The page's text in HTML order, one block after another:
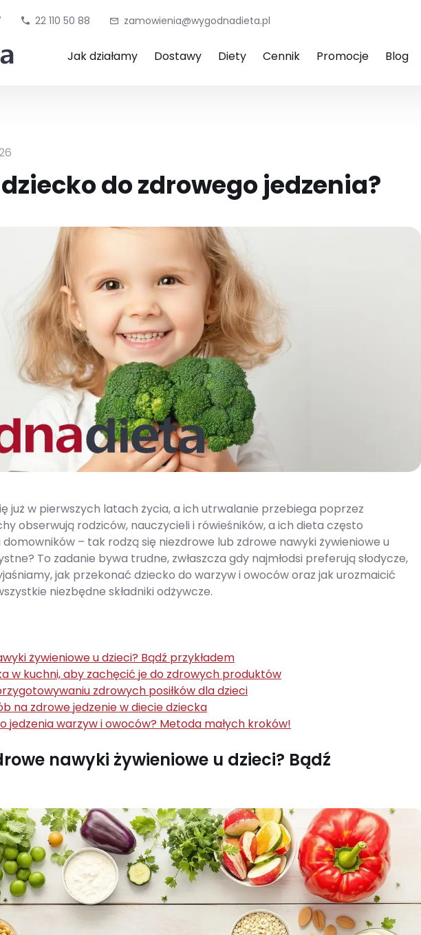
22 110 50 88 zamowienia@wygodnadieta.pl
Jak działamy Dostawy Diety Cennik Promocje Blog
do zdrowego jedzenia?
już w pierwszych latach życia, a ich utrwalanie przebiega poprzez
obserwują rodziców, nauczycieli i rówieśników, a ich dieta często
– tak rodzą się niezdrowe lub zdrowe nawyki żywieniowe u
To zadanie bywa trudne, zwłaszcza gdy najmłodsi preferują słodycze,
jak przekonać dziecko do warzyw i owoców oraz jak urozmaicić
niezbędne składniki odżywcze.
żywieniowe u dzieci? Bądź przykładem
w kuchni, aby zachęcić je do zdrowych produktów
zdrowych posiłków dla dzieci
na zdrowe jedzenie w diecie dziecka
jedzenia warzyw i owoców? Metoda małych kroków!
nawyki żywieniowe u dzieci? Bądź